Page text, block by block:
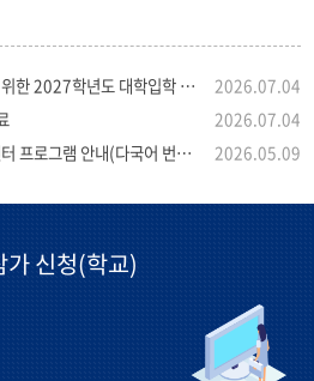
이주배경•북한배경 고등학생을 위한 2027학년도 대학입학 전형 안내(다국어 번역본)
2026.07.04
2026.07.04
2026년 부산다문화교육지원센터 프로그램 안내(다국어 번역본)
2026.05.09
신청(학교)